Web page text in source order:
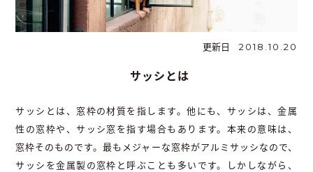
更新日 2018.10.20
サッシとは
サッシとは、窓枠の材質を指します。他にも、サッシは、金属
性の窓枠や、サッシ窓を指す場合もあります。本来の意味は、
窓枠そのものです。最もメジャーな窓枠がアルミサッシなので、
サッシを金属製の窓枠と呼ぶことも多いです。しかしながら、